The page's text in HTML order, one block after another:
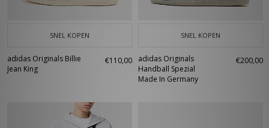
SNEL KOPEN
adidas Originals Billie
Jean King
€110,00
SNEL KOPEN
adidas Originals
Handball Spezial
Made In Germany
€200,00